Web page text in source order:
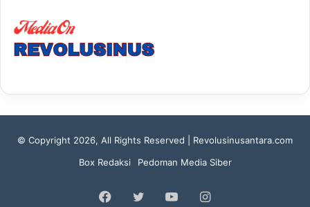
© Copyright 2026, All Rights Reserved | Revolusinusantara.com
Box Redaksi
Pedoman Media Siber
Facebook
TwitterYouTubeInstagram